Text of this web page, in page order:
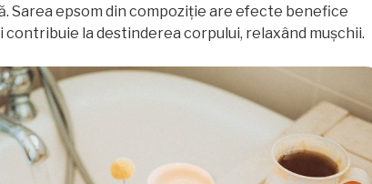
Sarea epsom din compoziție are efecte benefice
contribuie la destinderea corpului, relaxând mușchii.